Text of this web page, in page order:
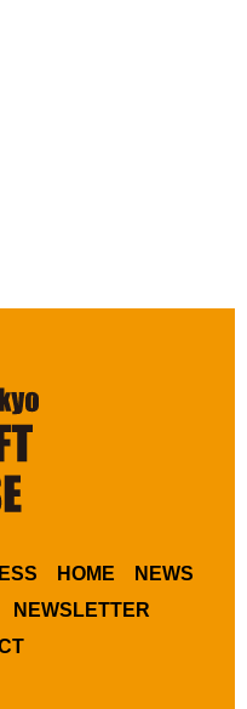
HOME
NEWS
NEWSLETTER